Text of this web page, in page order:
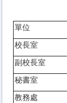
單位
校長室
副校長室
秘書室
教務處